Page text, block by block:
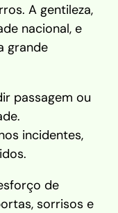
A gentileza,
nacional, e
grande
passagem ou
incidentes,
de
sorrisos e